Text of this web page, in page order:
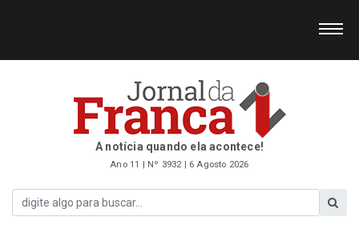
A notícia quando ela acontece!
Ano 11 | Nº 3932 | 6 Agosto 2026